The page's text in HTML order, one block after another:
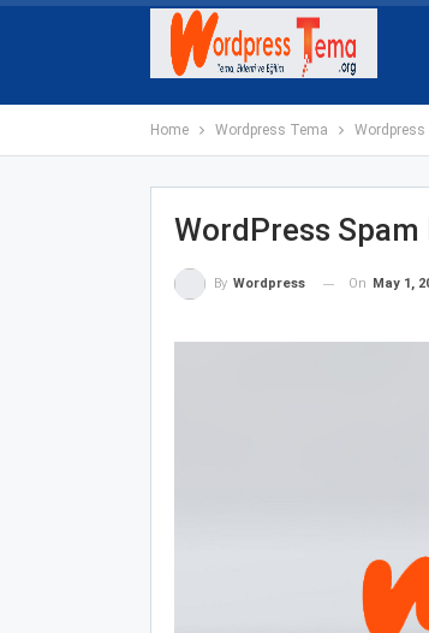
Home Wordpress Tema Wordpress
WordPress Spam
By Wordpress On May 1,